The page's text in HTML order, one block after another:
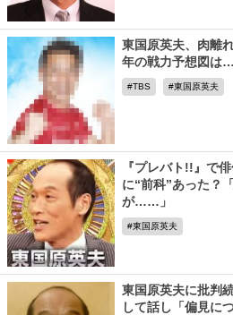
東国原英夫、肉離
年の戦力予想図
TBS 東国原英夫
『プレバト!!』で
に“前科”あった？
が……」
東国原英夫
東国原英夫に批判
して話し「偏見に